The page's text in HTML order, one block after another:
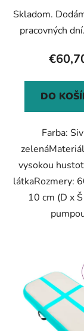
zelená
Skladom.
pracovných dní.
DO
Farba:
vysokou
látkaRozmery:
10 cm (D x